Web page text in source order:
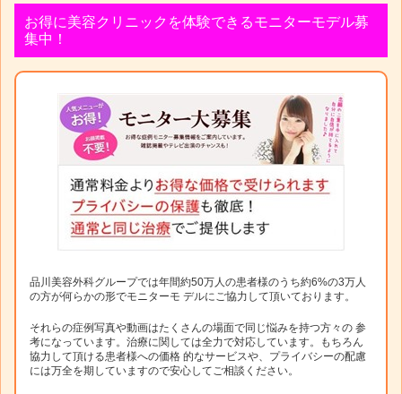
お得に美容クリニックを体験できるモニターモデル募
集中！
品川美容外科グループでは年間約50万人の患者様のうち約6%の3万人
の方が何らかの形でモニターモ デルにご協力して頂いております。
それらの症例写真や動画はたくさんの場面で同じ悩みを持つ方々の 参
考になっています。治療に関しては全力で対応しています。もちろん
協力して頂ける患者様への価格 的なサービスや、プライバシーの配慮
には万全を期していますので安心してご相談ください。